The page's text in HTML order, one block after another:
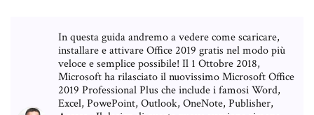
In questa guida andremo a vedere come scaricare,
installare e attivare Office 2019 gratis nel modo più
veloce e semplice possibile! Il 1 Ottobre 2018,
Microsoft ha rilasciato il nuovissimo Microsoft Office
2019 Professional Plus che include i famosi Word,
Excel, PowePoint, Outlook, OneNote, Publisher,